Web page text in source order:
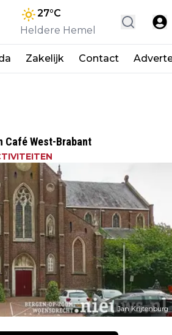
27°C
Heldere Hemel
Zakelijk Contact
Café West-Brabant
Jan Krijtenburg